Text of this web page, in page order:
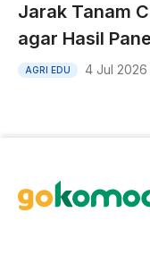
Jarak Tanam
agar Hasil
AGRI EDU 4 Jul 2026